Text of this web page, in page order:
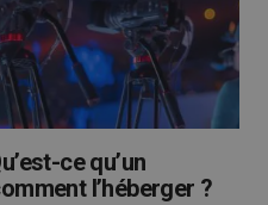
ce qu’un
l’héberger ?